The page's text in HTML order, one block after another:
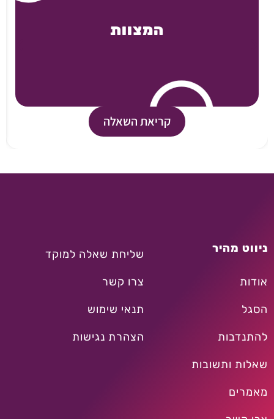
המצוות
קריאת השאלה
ניווט מהיר
אודות
הסגל
להתנדבות
שאלות ותשובות
מאמרים
שליחת שאלה למוקד
צרו קשר
תנאי שימוש
הצהרת נגישות